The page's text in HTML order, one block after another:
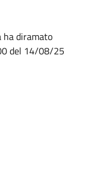
ha diramato
del 14/08/25